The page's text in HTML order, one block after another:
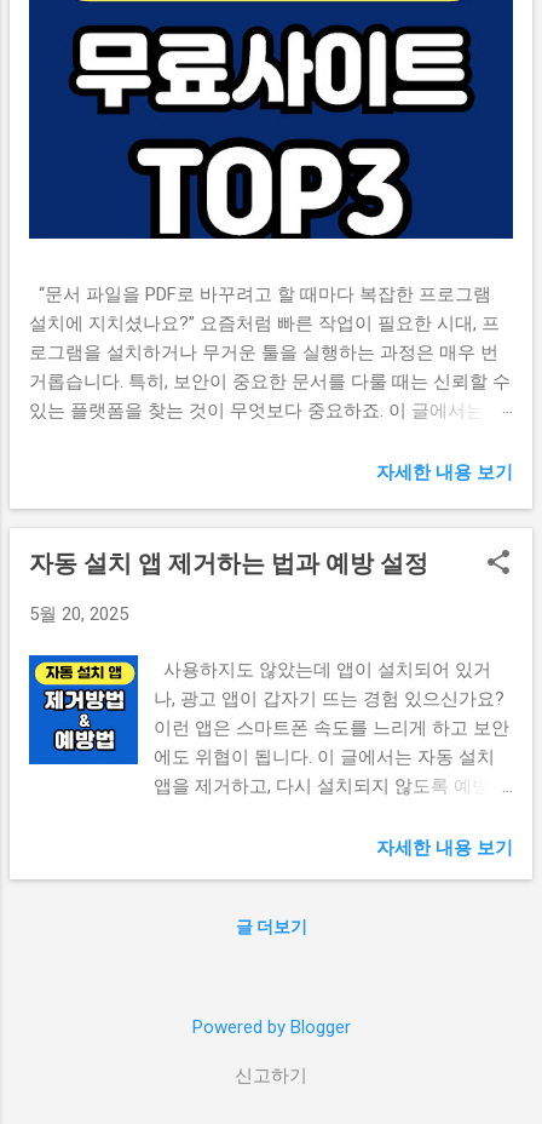
“문서 파일을 PDF로 바꾸려고 할 때마다 복잡한 프로그램
설치에 지치셨나요?” 요즘처럼 빠른 작업이 필요한 시대, 프
로그램을 설치하거나 무거운 툴을 실행하는 과정은 매우 번
거롭습니다. 특히, 보안이 중요한 문서를 다룰 때는 신뢰할 수
있는 플랫폼을 찾는 것이 무엇보다 중요하죠. 이 글에서는 설
사이트 TOP3를 소개합니다. 📌 스마트폰으로 전자증명서 발
능 & 직관적인 UI SmallPDF – 다양한 변환 포맷 지원 PDF24 –
설치 버전도 함께 제공 자주 묻는 질문 (FAQ) [1] PDF 변환 사
것 이상의 기능이 필요한 경우가 많습니다. 예를 들어, 여러
업무 상황에 따라 다양한 편집 기능이 필요하죠. 이런 이유로,
무료 PDF 변환 사이트를 선택할 때는 아래와 같은 기준을 반
드시 고려해야 합니다. ✔ 주요 선택 기준 정리 회원가입 없이
바로 사용 가능한가? 업로드 용량 제한이 낮지 않은가? 이미
지, PPT, Excel 등 다양한 포맷 지원 여부 다운로드 보안 및 자
을 만족하는 무료 사이트를 고르면, 클릭 몇 번으로 누구나 쉽
게 PDF 파일을 만들 수 있습니다. 그렇다면 어떤 사이트가 이
📌 카카오톡 필수 설정 꿀팁 10가지 보기 [2] ILovePDF – 다기
자세한 내용 보기
자동 설치 앱 제거하는 법과 예방 설정
5월 20, 2025
사용하지도 않았는데 앱이 설치되어 있거
나, 광고 앱이 갑자기 뜨는 경험 있으신가요?
이런 앱은 스마트폰 속도를 느리게 하고 보안
에도 위협이 됩니다. 이 글에서는 자동 설치
앱을 제거하고, 다시 설치되지 않도록 예방하
이 생기는 원인 불필요한 앱 삭제 방법 앱 자
문 (FAQ) [1] 자동 설치 앱이 생기는 원인 자동
됩니다. 기기에 따라 특정 앱이 시스템에 포
기도 합니다. 📌 주요 원인 ✔ 무료앱 설치 시
자세한 내용 보기
글 더보기
Powered by Blogger
신고하기